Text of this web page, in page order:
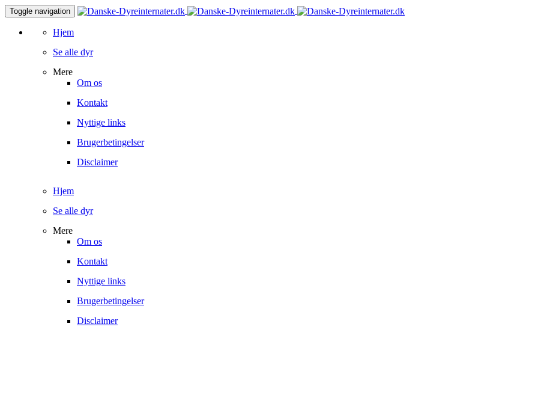
Toggle navigation
Hjem
Se alle dyr
Mere
Om os
Kontakt
Nyttige links
Brugerbetingelser
Disclaimer
Hjem
Se alle dyr
Mere
Om os
Kontakt
Nyttige links
Brugerbetingelser
Disclaimer